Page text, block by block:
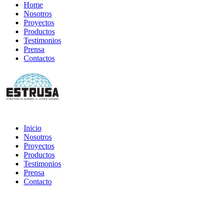
Home
Nosotros
Proyectos
Productos
Testimonios
Prensa
Contactos
Inicio
Nosotros
Proyectos
Productos
Testimonios
Prensa
Contacto